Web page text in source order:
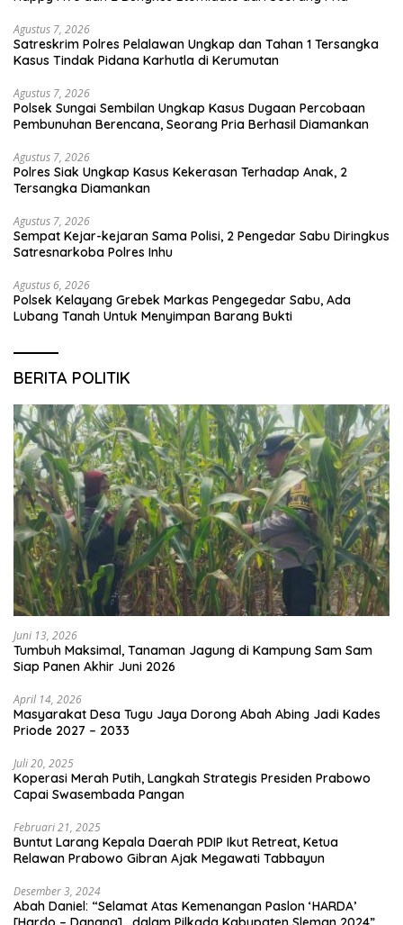
Agustus 7, 2026
Satreskrim Polres Pelalawan Ungkap dan Tahan 1 Tersangka
Kasus Tindak Pidana Karhutla di Kerumutan
Agustus 7, 2026
Polsek Sungai Sembilan Ungkap Kasus Dugaan Percobaan
Pembunuhan Berencana, Seorang Pria Berhasil Diamankan
Agustus 7, 2026
Polres Siak Ungkap Kasus Kekerasan Terhadap Anak, 2
Tersangka Diamankan
Agustus 7, 2026
Sempat Kejar-kejaran Sama Polisi, 2 Pengedar Sabu Diringkus
Satresnarkoba Polres Inhu
Agustus 6, 2026
Polsek Kelayang Grebek Markas Pengegedar Sabu, Ada
Lubang Tanah Untuk Menyimpan Barang Bukti
BERITA POLITIK
Juni 13, 2026
Tumbuh Maksimal, Tanaman Jagung di Kampung Sam Sam
Siap Panen Akhir Juni 2026
April 14, 2026
Masyarakat Desa Tugu Jaya Dorong Abah Abing Jadi Kades
Priode 2027 – 2033
Juli 20, 2025
Koperasi Merah Putih, Langkah Strategis Presiden Prabowo
Capai Swasembada Pangan
Februari 21, 2025
Buntut Larang Kepala Daerah PDIP Ikut Retreat, Ketua
Relawan Prabowo Gibran Ajak Megawati Tabbayun
Desember 3, 2024
Abah Daniel: “Selamat Atas Kemenangan Paslon ‘HARDA’